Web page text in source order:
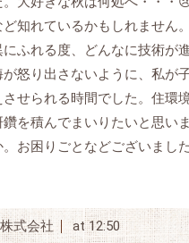
知れているかもしれません
ふれる度、どんなに技術が
怒り出さないように、私が
せられる時間でした。住
を積んでまいりたいと思い
お困りごとなどございまし
式会社 at 12:50